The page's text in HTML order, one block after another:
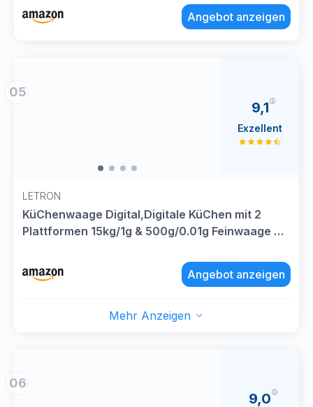
Angebot anzeigen
05
LETRON
KüChenwaage Digital,Digitale KüChen mit 2
Plattformen 15kg/1g & 500g/0.01g Feinwaage mit
Tara,Led Display,für KüChe Schmuck Backen
Kochen, Inkl. Batterien
9,1
Exzellent
Angebot anzeigen
Mehr Anzeigen
06
9,0